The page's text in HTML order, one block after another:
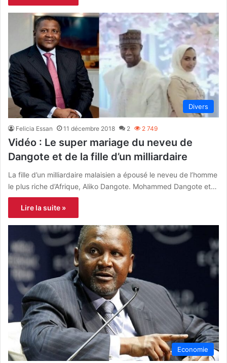
Divers
Felicia Essan 11 décembre 2018 2 2 749
Vidéo : Le super mariage du neveu de
Dangote et de la fille d’un milliardaire
La fille d’un milliardaire malaisien a épousé le neveu de l’homme
le plus riche d’Afrique, Aliko Dangote. Mohammed Dangote et…
Lire la suite »
Economie